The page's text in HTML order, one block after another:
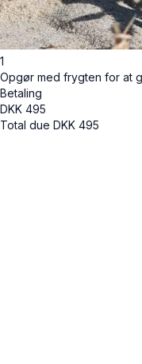
1
Opgør med frygten for at
Betaling
DKK 495
Total due DKK 495